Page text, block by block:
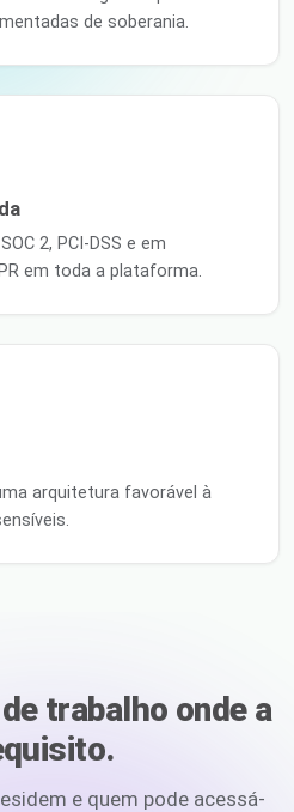
de soberania.
2, PCI-DSS e em
em toda a plataforma.
arquitetura favorável à
trabalho onde a
e quem pode acessá-